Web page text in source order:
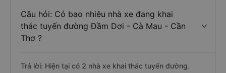
Câu hỏi: Có bao nhiêu nhà xe đang khai
thác tuyến đường Đầm Dơi - Cà Mau - Cần
Thơ ?
Trả lời: Hiện tại có 2 nhà xe khai thác tuyến đường.